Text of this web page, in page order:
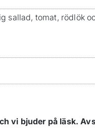
tomat, rödlök
vi bjuder på läsk.